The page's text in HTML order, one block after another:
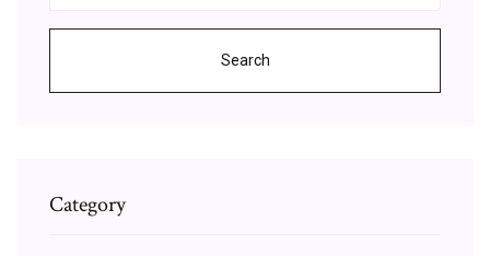
Search
Category